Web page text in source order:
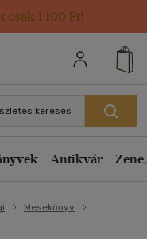
csak 1499 Ft!
keresés
Antikvár
Mesekönyv